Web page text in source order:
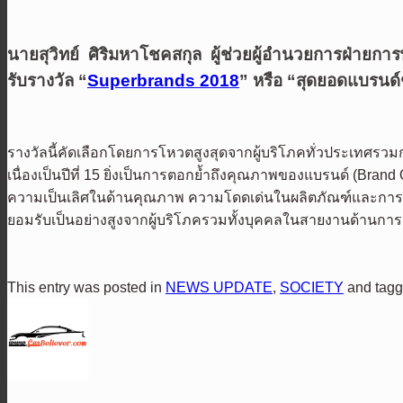
นายสุวิทย์ ศิริมหาโชคสกุล ผู้ช่วยผู้อำนวยการฝ่ายก
รับรางวัล “Superbrands 2018” หรือ “สุดยอดแบรน
รางวัลนี้คัดเลือกโดยการโหวตสูงสุดจากผู้บริโภคทั่วประเทศรว
เนื่องเป็นปีที่ 15 ยิ่งเป็นการตอกย้ำถึงคุณภาพของแบรนด์ (Brand
ความเป็นเลิศในด้านคุณภาพ ความโดดเด่นในผลิตภัณฑ์และกา
ยอมรับเป็นอย่างสูงจากผู้บริโภครวมทั้งบุคคลในสายงานด้าน
This entry was posted in NEWS UPDATE, SOCIETY and